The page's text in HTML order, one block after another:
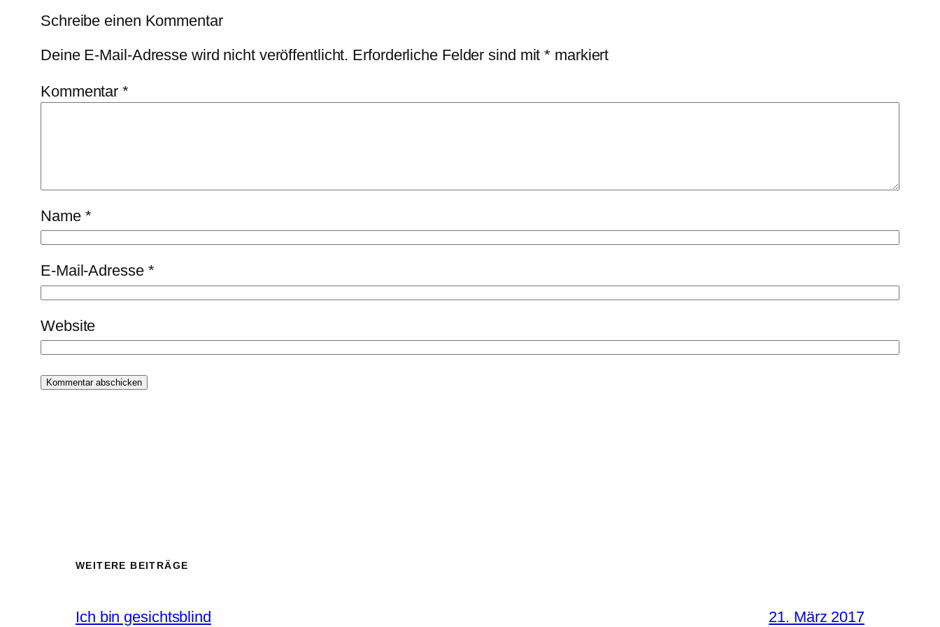
Schreibe einen Kommentar
Deine E-Mail-Adresse wird nicht veröffentlicht. Erforderliche Felder sind mit* markiert
Kommentar*
Name *
E-Mail-Adresse *
Website
WEITERE BEITRÄGE
Ich bin gesichtsblind 21. März 2017